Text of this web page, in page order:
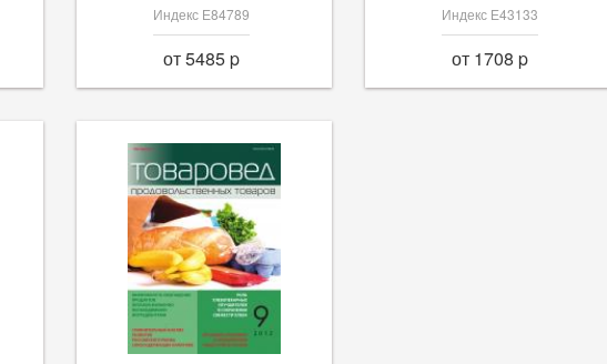
Индекс Е84789
от 5485 p
Индекс Е43133
от 1708 p